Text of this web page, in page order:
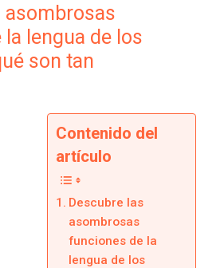
asombrosas
lengua de los
son tan
Contenido del
artículo
Descubre las
asombrosas
funciones de la
lengua de los